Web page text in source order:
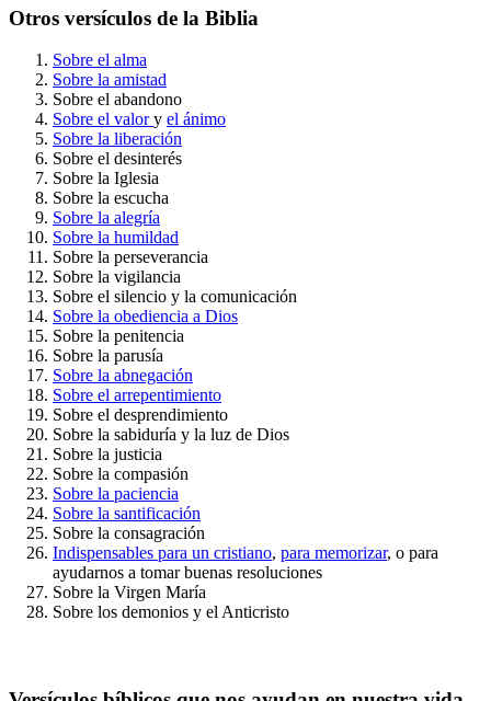
Otros versículos de la Biblia
Sobre el alma
Sobre la amistad
Sobre el abandono
Sobre el valory el ánimo
Sobre la liberación
Sobre el desinterés
Sobre la Iglesia
Sobre la escucha
Sobre la alegría
Sobre la humildad
Sobre la perseverancia
Sobre la vigilancia
Sobre el silencio y la comunicación
Sobre la obediencia a Dios
Sobre la penitencia
Sobre la parusía
Sobre la abnegación
Sobre el arrepentimiento
Sobre el desprendimiento
Sobre la sabiduría y la luz de Dios
Sobre la justicia
Sobre la compasión
Sobre la paciencia
Sobre la santificación
Sobre la consagración
Indispensables para un cristiano, para memorizar, o para
ayudarnos a tomar buenas resoluciones
Sobre la Virgen María
Sobre los demonios y el Anticristo